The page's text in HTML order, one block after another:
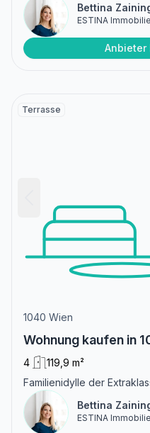
Bettina
ESTINA
Anbieter
Terrasse
1040 Wien
Wohnung kaufen in
4
119,9 m²
Familienidylle der
Bettina
ESTINA